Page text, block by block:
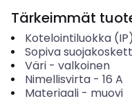
Tärkeimmät
Kotelointiluokka (IP)
Sopiva
Väri- valkoinen
Nimellisvirta- 16 A
Materiaali- muovi